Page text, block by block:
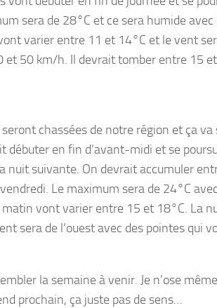
sera de 28°C et ce sera humide
varier entre 11 et 14°C et le vent
et 50 km/h. Il devrait tomber entre 15
chassées de notre région et ça
débuter en fin d’avant-midi et se
nuit suivante. On devrait accumuler
Le maximum sera de 24°C
vont varier entre 15 et 18°C. La
sera de l’ouest avec des pointes qui
la semaine à venir. Je n’ose
prochain, ça juste pas de sens…